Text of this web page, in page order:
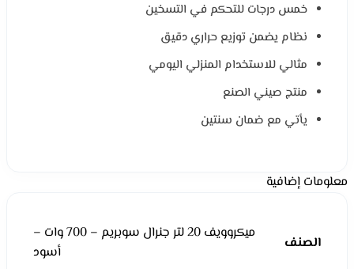
خمس درجات للتحكم في التسخين
نظام يضمن توزيع حراري دقيق
مثالي للاستخدام المنزلي اليومي
منتج صيني الصنع
يأتي مع ضمان سنتين
معلومات إضافية
الصنف
ميكروويف 20 لتر جنرال سوبريم – 700 وات –
أسود